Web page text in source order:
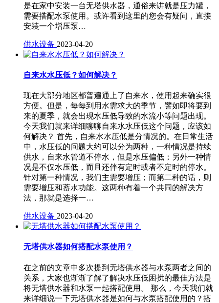
是在家中安装一台无塔供水器，通俗来讲就是压力罐，
需要搭配水泵使用。或许看到这里的您会有疑问，直接
安装一个增压泵…
供水设备 2023-04-20
自来水水压低？如何解决？
现在大部分地区都普遍通上了自来水，使用起来确实很
方便。但是，每每到用水需求大的季节，譬如即将要到
来的夏季，就会出现水压低导致的水流小等问题出现。
今天我们就来详细聊聊自来水水压低这个问题，应该如
何解决？ 首先，自来水水压低是分情况的。在日常生活
中，水压低的问题大约可以分为两种，一种情况是持续
供水，自来水管道不停水，但是水压偏低；另外一种情
况是不仅水压低，而且还伴有定时或者不定时的停水。
针对第一种情况，我们主需要增压；而第二种的话，则
需要增压和蓄水功能。这两种有着一个共同的解决方
法，那就是选择一…
供水设备 2023-04-20
无塔供水器如何搭配水泵使用？
在之前的文章中多次提到无塔供水器与水泵两者之间的
关系，大家也渐渐了解了解决水压低困扰的最佳方法是
将无塔供水器和水泵一起搭配使用。 那么，今天我们就
来详细说一下无塔供水器是如何与水泵搭配使用的？搭